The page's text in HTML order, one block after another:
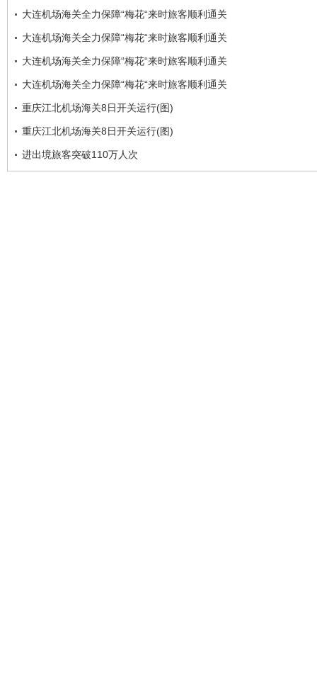
大连机场海关全力保障“梅花“来时旅客顺利通关
大连机场海关全力保障“梅花“来时旅客顺利通关
大连机场海关全力保障“梅花“来时旅客顺利通关
大连机场海关全力保障“梅花“来时旅客顺利通关
重庆江北机场海关8日开关运行(图)
重庆江北机场海关8日开关运行(图)
进出境旅客突破110万人次